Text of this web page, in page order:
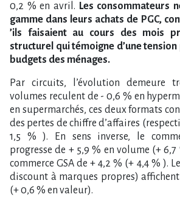
0,2 % en avril. Les consommateurs
gamme dans leurs achats de PGC,
‌’ils faisaient au cours des mois
structurel qui témoigne d​‌’une
budgets des ménages.
Par circuits, l​‌’évolution demeure
volumes reculent de - 0,6 % en
en supermarchés, ces deux formats
des pertes de chiffre d​‌’affaires
1,5 % ). En sens inverse, le
progresse de + 5,9 % en volume (+ 6,7
commerce GSA de + 4,2 % (+ 4,4 % ).
discount à marques propres)
(+ 0,6 % en valeur).